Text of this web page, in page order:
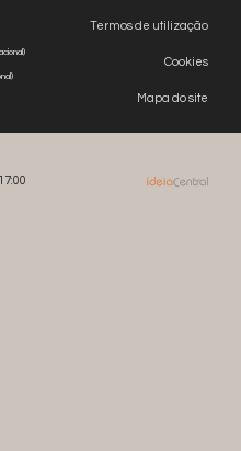
Termos de utilização
Cookies
Mapa do site